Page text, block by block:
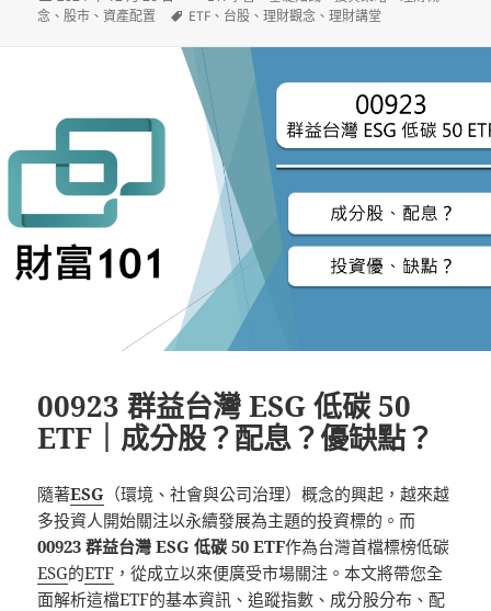
佈
類
念 、股市 、資產配置
標
ETF 、 台股 、理財觀念 、理財講堂
00923 群益台灣 ESG 低碳 50
ETF｜成分股？配息？優缺點？
隨著ESG （環境、社會與公司治理）概念的興起，越來越
多投資人開始關注以永續發展為主題的投資標的。而
00923 群益台灣 ESG 低碳 50 ETF作為台灣首檔標榜低碳
ESG的ETF ，從成立以來便廣受市場關注。本文將帶您全
面解析這檔ETF的基本資訊、追蹤指數、成分股分布、配